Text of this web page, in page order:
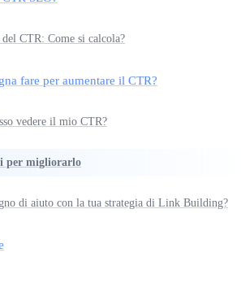
CTR: Come si calcola?
fare per aumentare il CTR?
vedere il mio CTR?
per migliorarlo
di aiuto con la tua strategia di Link Building?